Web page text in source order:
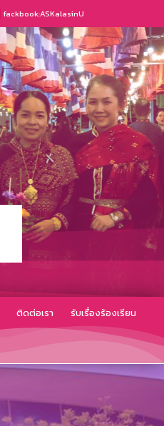
fackbook:ASKalasinU
ติดต่อเรา รับเรื่องร้องเรียน